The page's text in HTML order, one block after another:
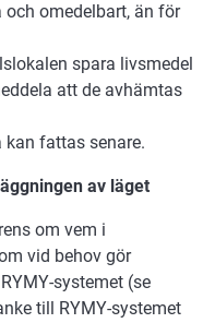
omedelbart, än för
spara livsmedel
att de avhämtas
kan fattas senare.
av läget
om vem i
vid behov gör
systemet (se
till RYMY-systemet